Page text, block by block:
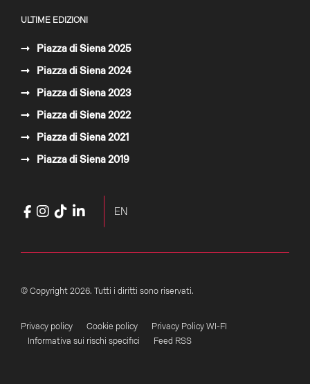
ULTIME EDIZIONI
Piazza di Siena 2025
Piazza di Siena 2024
Piazza di Siena 2023
Piazza di Siena 2022
Piazza di Siena 2021
Piazza di Siena 2019
Facebook
Instagram
TikTok LinkedIn
YouTube
Seleziona la tua lingua
EN
© Copyright 2026. Tutti i diritti sono riservati.
Privacy policy Cookie policy
Privacy Policy WI-FI
Informativa sui rischi specifici
Feed RSS